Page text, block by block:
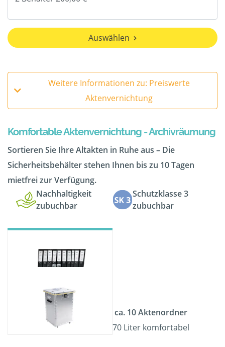
Auswählen
Weitere Informationen zu: Preiswerte
Aktenvernichtung
Komfortable Aktenvernichtung - Archivräumung
Sortieren Sie Ihre Altakten in Ruhe aus – Die
Sicherheitsbehälter stehen Ihnen bis zu 10 Tagen
mietfrei zur Verfügung.
Nachhaltigkeit
zubuchbar
Schutzklasse 3
zubuchbar
ca. 10 Aktenordner
70 Liter komfortabel